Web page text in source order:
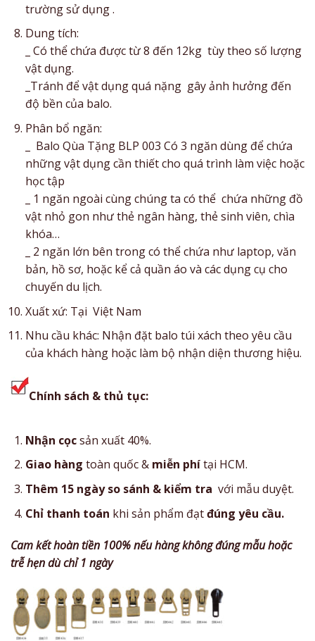
trường sử dụng .
Dung tích:
_ Có thể chứa được từ 8 đến 12kg tùy theo số lượng
vật dụng.
_Tránh để vật dụng quá nặng gây ảnh hưởng đến
độ bền của balo.
Phân bổ ngăn:
_ Balo Qùa Tặng BLP 003 Có 3 ngăn dùng để chứa
những vật dụng cần thiết cho quá trình làm việc hoặc
học tập
_ 1 ngăn ngoài cùng chúng ta có thể chứa những đồ
vật nhỏ gon như thẻ ngân hàng, thẻ sinh viên, chìa
khóa…
_ 2 ngăn lớn bên trong có thể chứa như laptop, văn
bản, hồ sơ, hoặc kể cả quần áo và các dụng cụ cho
chuyến du lịch.
Xuất xứ: Tại Việt Nam
Nhu cầu khác: Nhận đặt balo túi xách theo yêu cầu
của khách hàng hoặc làm bộ nhận diện thương hiệu.
Chính sách & thủ tục:
Nhận cọcsản xuất 40%.
Giao hàng toàn quốc & miễn phítại HCM.
Thêm 15 ngày so sánh & kiểm tra với mẫu duyệt.
Chỉ thanh toán khi sản phẩm đạtđúng yêu cầu.
Cam kết hoàn tiền 100% nếu hàng không đúng mẫu hoặc
trễ hẹn dù chỉ 1 ngày